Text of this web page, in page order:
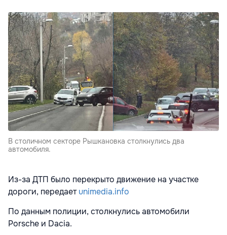
В столичном секторе Рышкановка столкнулись два
автомобиля.
Из-за ДТП было перекрыто движение на участке
дороги, передаетunimedia.info
По данным полиции, столкнулись автомобили
Porsche и Dacia.